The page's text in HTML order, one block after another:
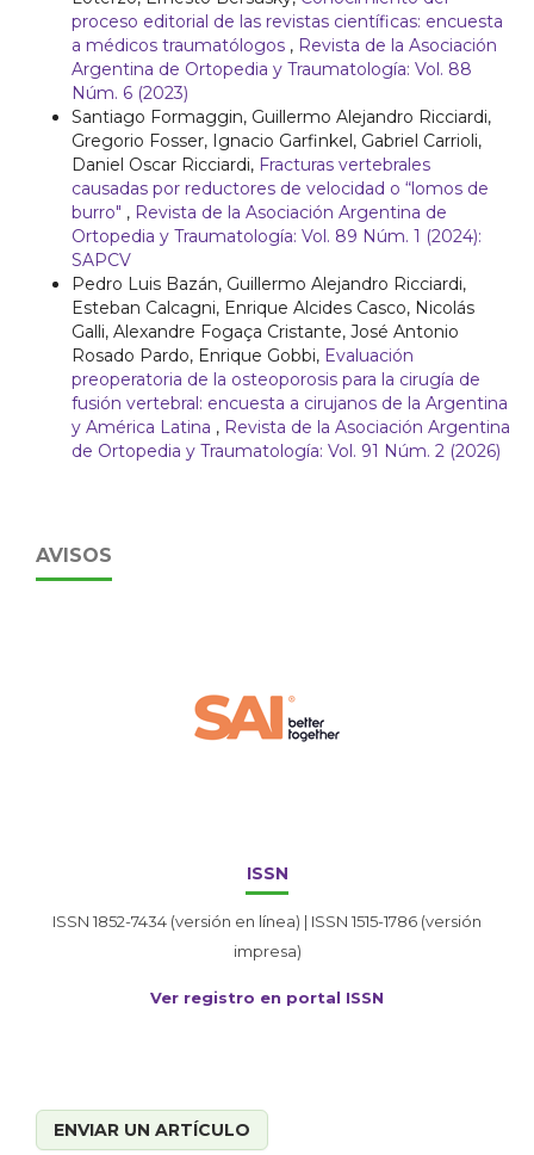
proceso editorial de las revistas científicas: encuesta
a médicos traumatólogos , Revista de la Asociación
Argentina de Ortopedia y Traumatología: Vol. 88
Núm. 6 (2023)
Santiago Formaggin, Guillermo Alejandro Ricciardi,
Gregorio Fosser, Ignacio Garfinkel, Gabriel Carrioli,
Daniel Oscar Ricciardi, Fracturas vertebrales
causadas por reductores de velocidad o “lomos de
burro" , Revista de la Asociación Argentina de
Ortopedia y Traumatología: Vol. 89 Núm. 1 (2024):
SAPCV
Pedro Luis Bazán, Guillermo Alejandro Ricciardi,
Esteban Calcagni, Enrique Alcides Casco, Nicolás
Galli, Alexandre Fogaça Cristante, José Antonio
Rosado Pardo, Enrique Gobbi, Evaluación
preoperatoria de la osteoporosis para la cirugía de
fusión vertebral: encuesta a cirujanos de la Argentina
y América Latina , Revista de la Asociación Argentina
de Ortopedia y Traumatología: Vol. 91 Núm. 2 (2026)
AVISOS
ISSN
ISSN 1852-7434 (versión en línea) | ISSN 1515-1786 (versión
impresa)
Ver registro en portal ISSN
ENVIAR UN ARTÍCULO